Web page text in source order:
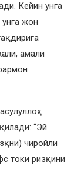
Кейин унга
жон
амали
“Эй
чиройли
токи ризқини